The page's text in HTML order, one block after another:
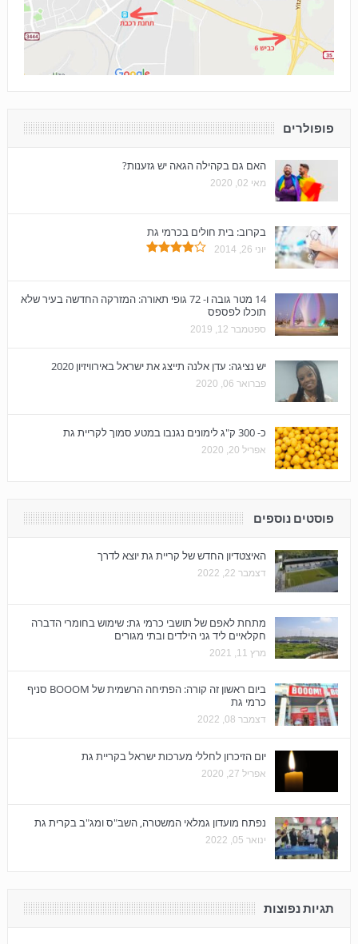
פופולרים
האם גם בקהילה הגאה יש גזענות?
מאי 02, 2020
בקרוב: בית חולים בכרמי גת
יוני 26, 2014
14 מטר גובה ו- 72 גופי תאורה: המזרקה החדשה בעיר שלא
תוכלו לפספס
ספטמבר 12, 2019
יש נציגה: עדן אלנה תייצג את ישראל באירוויזיון 2020
פברואר 06, 2020
כ- 300 ק"ג לימונים נגנבו במטע סמוך לקריית גת
אפריל 20, 2020
פוסטים נוספים
האיצטדיון החדש של קריית גת יוצא לדרך
דצמבר 22, 2022
מתחת לאפם של תושבי כרמי גת: שימוש בחומרי הדברה
חקלאיים ליד גני הילדים ובתי מגורים
מרץ 11, 2021
ביום ראשון זה קורה: הפתיחה הרשמית של BOOOM סניף
כרמי גת
דצמבר 08, 2022
יום הזיכרון לחללי מערכות ישראל בקריית גת
אפריל 27, 2020
נפתח מועדון גמלאי המשטרה, השב"ס ומג"ב בקרית גת
ינואר 05, 2022
תגיות נפוצות